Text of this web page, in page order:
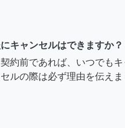
キャンセルはできますか？
約前であれば、いつでもキ
ルの際は必ず理由を伝えま